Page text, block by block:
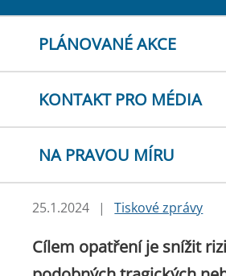
PLÁNOVANÉ AKCE
KONTAKT PRO MÉDIA
NA PRAVOU MÍRU
25.1.2024 | Tiskové zprávy
Cílem opatření je snížit